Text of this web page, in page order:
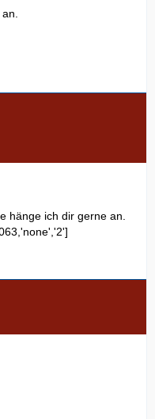
hänge ich dir gerne an.